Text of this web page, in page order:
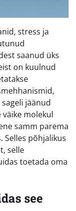
stress ja
saanud üks
on kuulnud
jäänud
molekul
samm parema
Selles põhjalikus
selle
toetada oma
see